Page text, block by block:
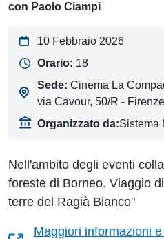
con Paolo Ciampi
10 Febbraio 2026
Orario: 18
Sede: Cinema La
via Cavour, 50/R - Firenze
Organizzato da:Sistema
Nell'ambito degli eventi
foreste di Borneo. Viaggio
terre del Ragià Bianco"
Maggiori informazioni